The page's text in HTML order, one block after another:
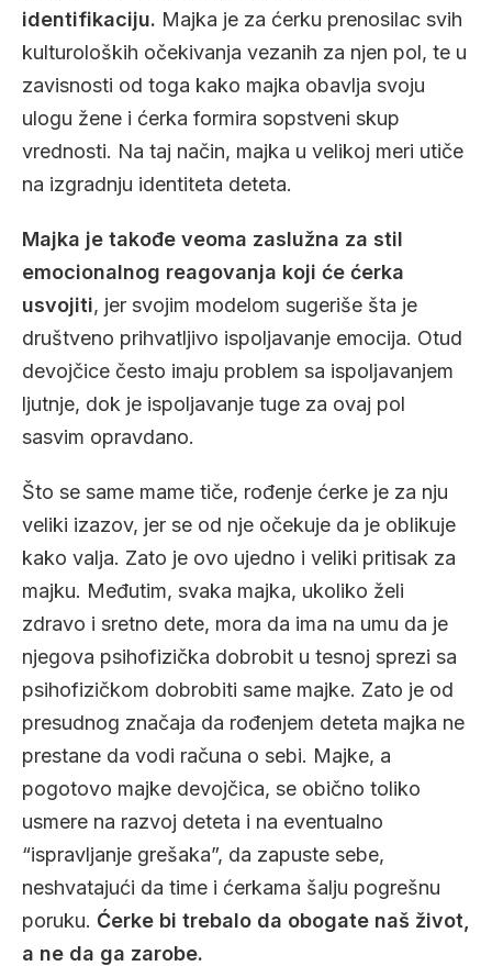
identifikaciju. Majka je za ćerku prenosilac svih
kulturoloških očekivanja vezanih za njen pol, te u
zavisnosti od toga kako majka obavlja svoju
ulogu žene i ćerka formira sopstveni skup
vrednosti. Na taj način, majka u velikoj meri utiče
na izgradnju identiteta deteta.
Majka je takođe veoma zaslužna za stil
emocionalnog reagovanja koji će ćerka
usvojiti, jer svojim modelom sugeriše šta je
društveno prihvatljivo ispoljavanje emocija. Otud
devojčice često imaju problem sa ispoljavanjem
ljutnje, dok je ispoljavanje tuge za ovaj pol
sasvim opravdano.
Što se same mame tiče, rođenje ćerke je za nju
veliki izazov, jer se od nje očekuje da je oblikuje
kako valja. Zato je ovo ujedno i veliki pritisak za
majku. Međutim, svaka majka, ukoliko želi
zdravo i sretno dete, mora da ima na umu da je
njegova psihofizička dobrobit u tesnoj sprezi sa
psihofizičkom dobrobiti same majke. Zato je od
presudnog značaja da rođenjem deteta majka ne
prestane da vodi računa o sebi. Majke, a
pogotovo majke devojčica, se obično toliko
usmere na razvoj deteta i na eventualno
“ispravljanje grešaka”, da zapuste sebe,
neshvatajući da time i ćerkama šalju pogrešnu
poruku. Ćerke bi trebalo da obogate naš život,
a ne da ga zarobe.